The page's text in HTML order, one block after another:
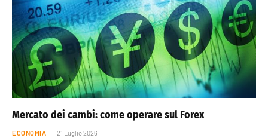
Mercato dei cambi: come operare sul Forex
ECONOMIA 21 Luglio 2026